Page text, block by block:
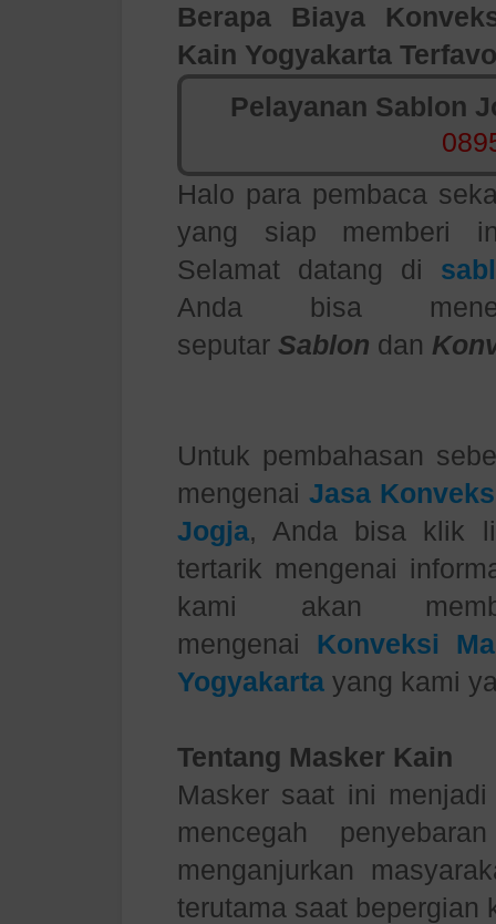
Berapa Biaya
Kain Yogyakarta
Pelayanan Sablon
Halo para pembaca
yang siap memberi
Selamat datang di
Anda bisa
seputar Sablon dan
Untuk pembahasan
mengenai Jasa
Jogja, Anda bisa klik
tertarik mengenai
kami akan
mengenai Konveksi
Yogyakarta yang kami
Tentang Masker Kain
Masker saat ini
mencegah
menganjurkan
terutama saat bepergian